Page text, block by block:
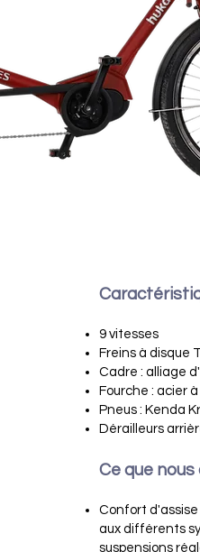
9 vitesses
Freins à disque
Cadre : alliage
Fourche : acier
Pneus : Kenda
Dérailleurs
Ce que nous
Confort
aux différents
suspensions